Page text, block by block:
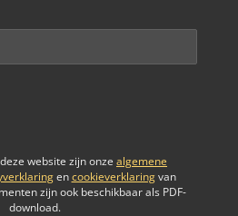
website zijn onze algemene
en cookieverklaringvan
zijn ook beschikbaar als PDF-
download.